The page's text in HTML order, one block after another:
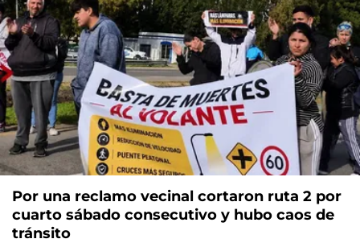
Por una reclamo vecinal cortaron ruta 2 por
cuarto sábado consecutivo y hubo caos de
tránsito